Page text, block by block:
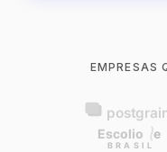
EMPRESAS